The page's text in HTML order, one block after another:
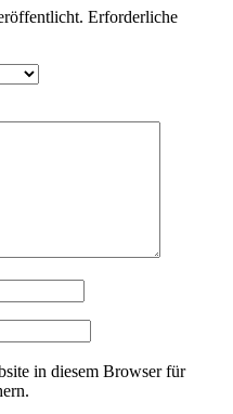
Erforderliche
in diesem Browser für